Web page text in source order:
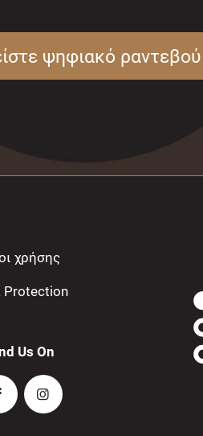
ψηφιακό ραντεβού
χρήσης
Protection
Us On